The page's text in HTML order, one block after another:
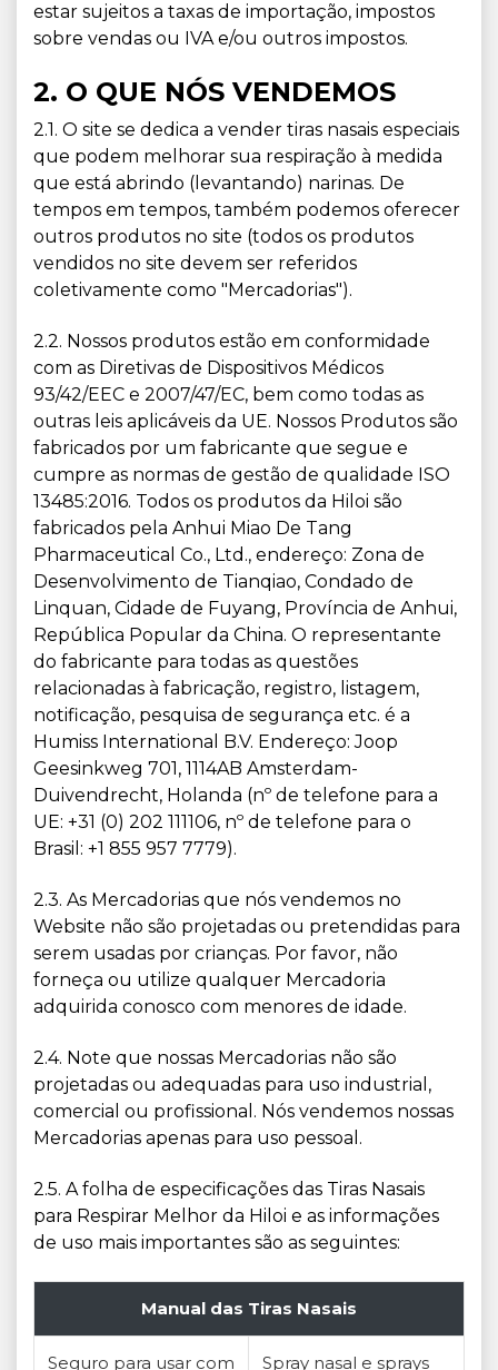
estar sujeitos a taxas de importação, impostos
sobre vendas ou IVA e/ou outros impostos.
2. O QUE NÓS VENDEMOS
2.1. O site se dedica a vender tiras nasais especiais
que podem melhorar sua respiração à medida
que está abrindo (levantando) narinas. De
tempos em tempos, também podemos oferecer
outros produtos no site (todos os produtos
vendidos no site devem ser referidos
coletivamente como "Mercadorias").
2.2. Nossos produtos estão em conformidade
com as Diretivas de Dispositivos Médicos
93/42/EEC e 2007/47/EC, bem como todas as
outras leis aplicáveis da UE. Nossos Produtos são
fabricados por um fabricante que segue e
cumpre as normas de gestão de qualidade ISO
13485:2016. Todos os produtos da Hiloi são
fabricados pela Anhui Miao De Tang
Pharmaceutical Co., Ltd., endereço: Zona de
Desenvolvimento de Tianqiao, Condado de
Linquan, Cidade de Fuyang, Província de Anhui,
República Popular da China. O representante
do fabricante para todas as questões
relacionadas à fabricação, registro, listagem,
notificação, pesquisa de segurança etc. é a
Humiss International B.V. Endereço: Joop
Geesinkweg 701, 1114AB Amsterdam-
Duivendrecht, Holanda (nº de telefone para a
UE: +31 (0) 202 111106, nº de telefone para o
Brasil: +1 855 957 7779).
2.3. As Mercadorias que nós vendemos no
Website não são projetadas ou pretendidas para
serem usadas por crianças. Por favor, não
forneça ou utilize qualquer Mercadoria
adquirida conosco com menores de idade.
2.4. Note que nossas Mercadorias não são
projetadas ou adequadas para uso industrial,
comercial ou profissional. Nós vendemos nossas
Mercadorias apenas para uso pessoal.
2.5. A folha de especificações das Tiras Nasais
para Respirar Melhor da Hiloi e as informações
de uso mais importantes são as seguintes:
Manual das Tiras Nasais
Seguro para usar com Spray nasal e sprays